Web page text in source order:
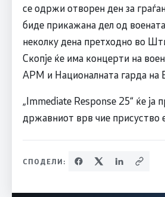
се одржи отворен ден за
биде прикажана дел од
неколку дена претходно во
Скопје ќе има концерти на
АРМ и Националната гарда на
„Immediate Response 25“ ќе ја
државниот врв чие присуство
СПОДЕЛИ: